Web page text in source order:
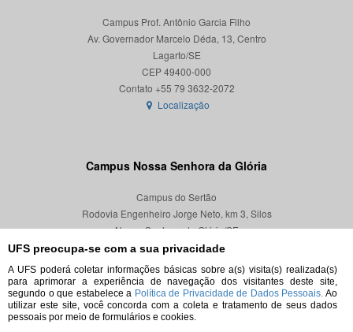
UFS preocupa-se com a sua privacidade
A UFS poderá coletar informações básicas sobre a(s) visita(s) realizada(s)
para aprimorar a experiência de navegação dos visitantes deste site,
segundo o que estabelece a Política de Privacidade de Dados Pessoais. Ao
utilizar este site, você concorda com a coleta e tratamento de seus dados
pessoais por meio de formulários e cookies.
Campus Prof. Antônio Garcia Filho
Av. Governador Marcelo Déda, 13, Centro
Lagarto/SE
CEP 49400-000
Localização
Campus Nossa Senhora da Glória
Campus do Sertão
Rodovia Engenheiro Jorge Neto, km 3, Silos
Nossa Senhora da Glória/SE
CEP 49680-000
Localização